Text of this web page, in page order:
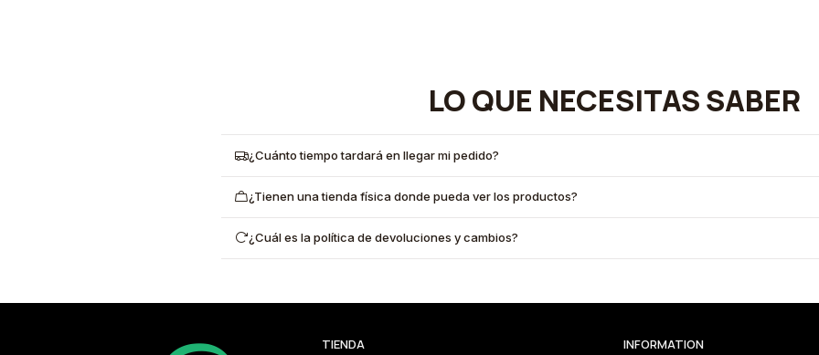
LO QUE NECESITAS SABER
¿Cuánto tiempo tardará en llegar mi pedido?
¿Tienen una tienda física donde pueda ver los productos?
¿Cuál es la política de devoluciones y cambios?
TIENDA INFORMATION